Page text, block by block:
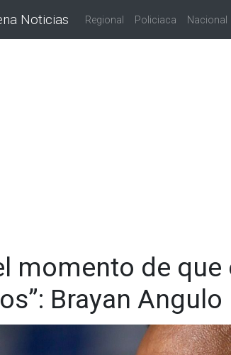
Noticias Regional Policiaca Nacional
momento de
Brayan Angulo